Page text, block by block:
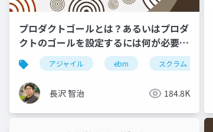
プロダクトゴールとは？あるいはプロダ
クトのゴールを設定するには何が必要
か？ #RSGT2022
アジャイル ebm スクラム
長沢 智治 184.8K